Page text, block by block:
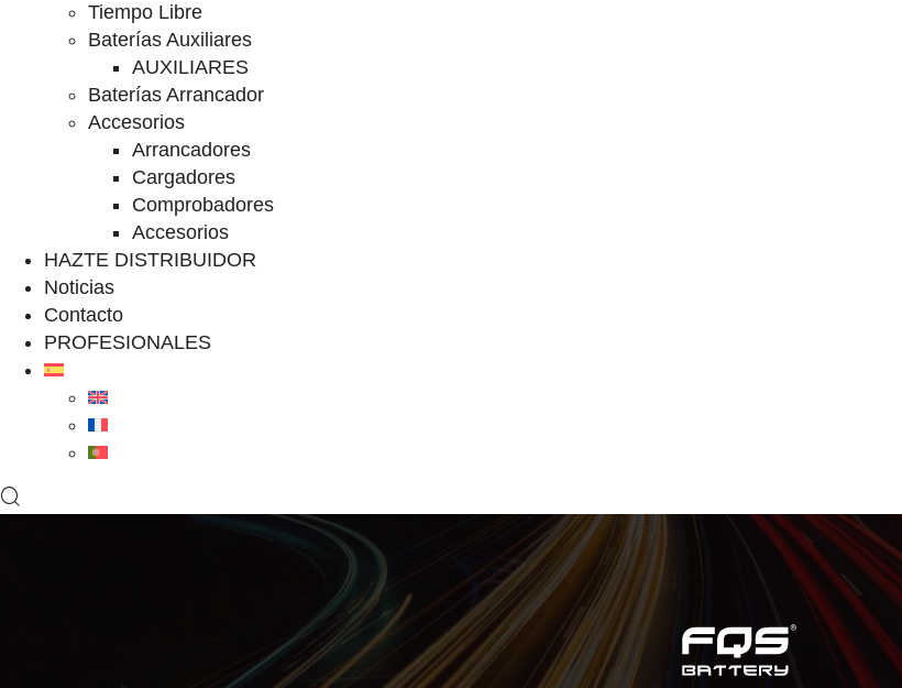
Tiempo Libre
Baterías Auxiliares
AUXILIARES
Baterías Arrancador
Accesorios
Arrancadores
Cargadores
Comprobadores
Accesorios
HAZTE DISTRIBUIDOR
Noticias
Contacto
PROFESIONALES